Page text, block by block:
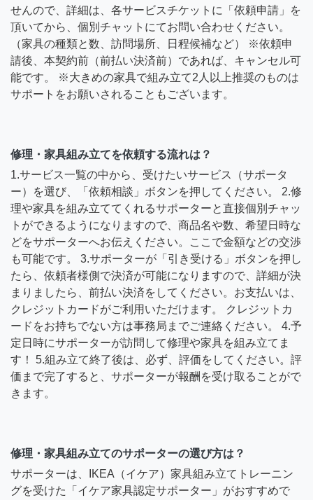
せんので、詳細は、各サービスチケットに「依頼申請」を
頂いてから、個別チャットにてお問い合わせください。
（家具の種類と数、訪問場所、日程候補など） ※依頼申
請後、本契約前（前払い決済前）であれば、キャンセル可
能です。 ※大きめの家具で組み立て2人以上推奨のものは
サポートをお願いされることもございます。
修理・家具組み立てを依頼する流れは？
1.サービス一覧の中から、受けたいサービス（サポータ
ー）を選び、「依頼相談」ボタンを押してください。 2.修
理や家具を組み立ててくれるサポーターと直接個別チャッ
トができるようになりますので、商品名や数、希望日時な
どをサポーターへお伝えください。ここで金額などの交渉
も可能です。 3.サポーターが「引き受ける」ボタンを押し
たら、依頼者様側で決済が可能になりますので、詳細が決
まりましたら、前払い決済をしてください。お支払いは、
クレジットカードがご利用いただけます。 クレジットカ
ードをお持ちでない方は事務局までご連絡ください。 4.予
定日時にサポーターが訪問して修理や家具を組み立てま
す！ 5.組み立て終了後は、必ず、評価をしてください。評
価まで完了すると、サポーターが報酬を受け取ることがで
きます。
修理・家具組み立てのサポーターの選び方は？
サポーターは、IKEA（イケア）家具組み立てトレーニン
グを受けた「イケア家具認定サポーター」がおすすめで